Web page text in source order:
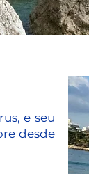
e seu
desde